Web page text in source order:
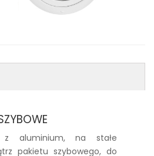
z aluminium, na stałe
pakietu szybowego, do